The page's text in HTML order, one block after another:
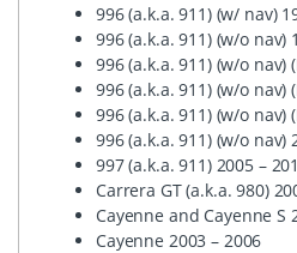
996 (a.k.a. 911) (w/ nav)
996 (a.k.a. 911) (w/o nav)
996 (a.k.a. 911) (w/o nav)
996 (a.k.a. 911) (w/o nav)
996 (a.k.a. 911) (w/o nav)
996 (a.k.a. 911) (w/o nav)
997 (a.k.a. 911) 2005 –
Carrera GT (a.k.a. 980)
Cayenne and Cayenne S
Cayenne 2003 – 2006